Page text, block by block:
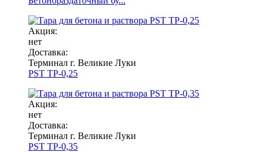
Акция:
нет
Доставка:
Терминал г. Великие Луки
PST ТР-0,25
Акция:
нет
Доставка:
Терминал г. Великие Луки
PST ТР-0,35